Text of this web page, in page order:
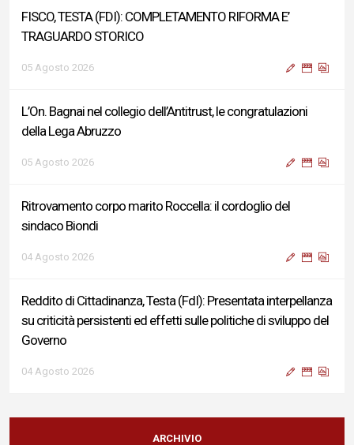
FISCO, TESTA (FDI): COMPLETAMENTO RIFORMA E’
TRAGUARDO STORICO
05 Agosto 2026
L’On. Bagnai nel collegio dell’Antitrust, le congratulazioni
della Lega Abruzzo
05 Agosto 2026
Ritrovamento corpo marito Roccella: il cordoglio del
sindaco Biondi
04 Agosto 2026
Reddito di Cittadinanza, Testa (FdI): Presentata interpellanza
su criticità persistenti ed effetti sulle politiche di sviluppo del
Governo
04 Agosto 2026
Sigismondi, Liris e Testa: “Profondo cordoglio e vicinanza al
Ministro Roccella e alla sua famiglia”
ARCHIVIO